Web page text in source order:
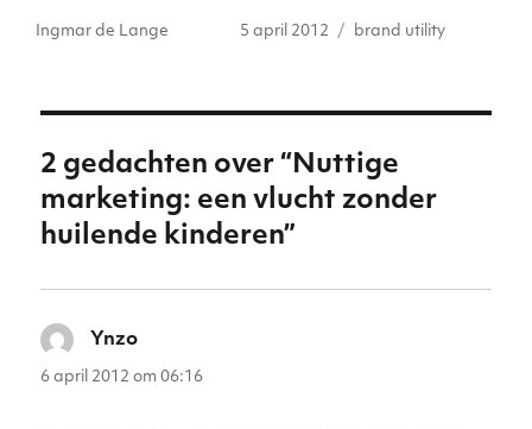
te e
n
p
p
e
o
o
k
e
g
er
l
Auteur
Ingmar de Lange
Geplaatst
5 april 2012 Tags
brand utility
2 gedachten over “Nuttige
marketing: een vlucht zonder
huilende kinderen”
Ynzo
6 april 2012 om 06:16